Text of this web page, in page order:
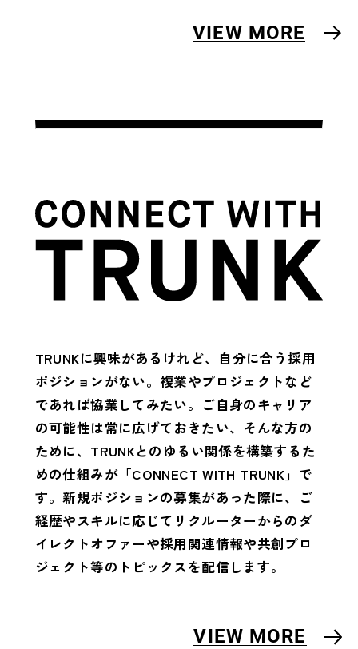
VIEW MORE
TRUNKに興味があるけれど、自分に合う採用
ポジションがない。 複業やプロジェクトなど
であれば協業してみたい。 ご自身のキャリア
の可能性は常に広げておきたい、そんな方の
ために、TRUNKとのゆるい関係を構築するた
めの仕組みが「CONNECT WITH TRUNK」で
す。新規ポジションの募集があった際に、ご
経歴やスキルに応じてリクルーターからのダ
イレクトオファーや採用関連情報や共創プロ
ジェクト等のトピックスを配信します。
VIEW MORE